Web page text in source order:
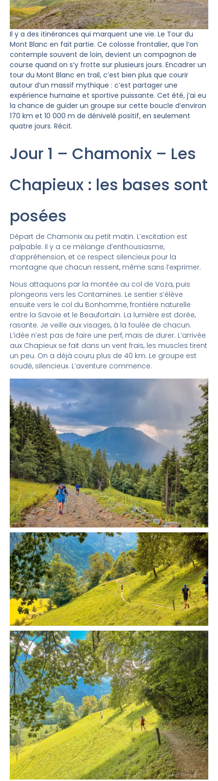
Il y a des itinérances qui marquent une vie. Le Tour du
Mont Blanc en fait partie. Ce colosse frontalier, que l’on
contemple souvent de loin, devient un compagnon de
course quand on s’y frotte sur plusieurs jours. Encadrer un
tour du Mont Blanc en trail, c’est bien plus que courir
autour d’un massif mythique : c’est partager une
expérience humaine et sportive puissante. Cet été, j’ai eu
la chance de guider un groupe sur cette boucle d’environ
170 km et 10 000 m de dénivelé positif, en seulement
quatre jours. Récit.
Jour 1 – Chamonix – Les
Chapieux : les bases sont
posées
Départ de Chamonix au petit matin. L’excitation est
palpable. Il y a ce mélange d’enthousiasme,
d’appréhension, et ce respect silencieux pour la
montagne que chacun ressent, même sans l’exprimer.
Nous attaquons par la montée au col de Voza, puis
plongeons vers les Contamines. Le sentier s’élève
ensuite vers le col du Bonhomme, frontière naturelle
entre la Savoie et le Beaufortain. La lumière est dorée,
rasante. Je veille aux visages, à la foulée de chacun.
L’idée n’est pas de faire une perf, mais de durer. L’arrivée
aux Chapieux se fait dans un vent frais, les muscles tirent
un peu. On a déjà couru plus de 40 km. Le groupe est
soudé, silencieux. L’aventure commence.